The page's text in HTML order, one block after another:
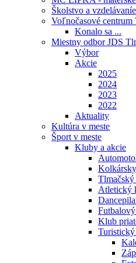
Školstvo a vzdelávaníe
Voľnočasové centrum
Konalo sa ...
Miestny odbor JDS
Výbor
Akcie
2025
2024
2023
2022
Aktuality
Kultúra v meste
Šport v meste
Kluby a akcie
Tlmačský
Atletický
Klub